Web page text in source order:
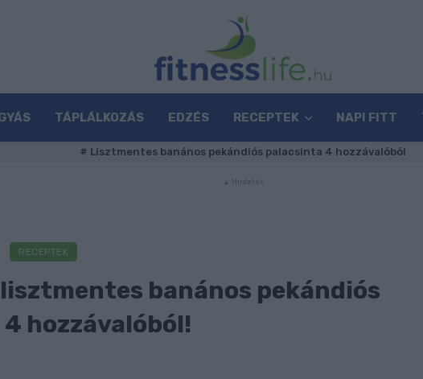
TÁPLÁLKOZÁS EDZÉS RECEPTEK NAPI FITT
# Lisztmentes banános pekándiós palacsinta 4 hozzávalóból
RECEPTEK
banános pekándiós
hozzávalóból!